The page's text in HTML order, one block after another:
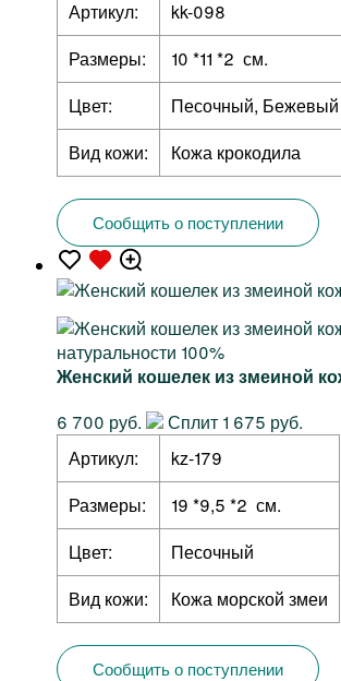
Артикул:
kk-098
Размеры:
10 *11 *2 см.
Цвет:
Песочный, Бежевый
Вид кожи:
Кожа крокодила
Сообщить о поступлении
натуральности 100%
Женский кошелек из змеиной
6 700 руб.
Сплит 1 675 руб.
Артикул:
kz-179
Размеры:
19 *9,5 *2 см.
Цвет:
Песочный
Вид кожи:
Кожа морской змеи
Сообщить о поступлении